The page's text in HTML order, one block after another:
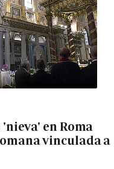
en Roma
vinculada a